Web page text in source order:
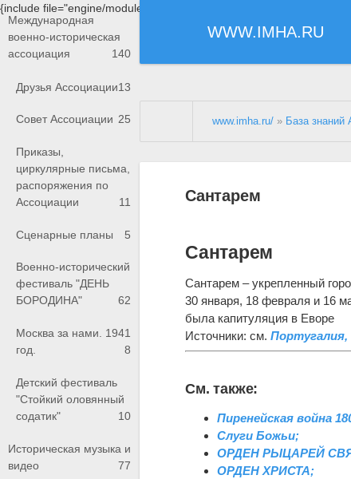
{include file="engine/modules/saperu/head.php"}
WWW.IMHA.RU
Международная
военно-историческая
ассоциация
140
Друзья Ассоциации13
Совет Ассоциации 25
Приказы,
циркулярные письма,
распоряжения по
Ассоциации
11
Сценарные планы 5
Военно-исторический
фестиваль "ДЕНЬ
БОРОДИНА"
62
Москва за нами. 1941
год.
8
Детский фестиваль
"Стойкий оловянный
содатик"
10
Историческая музыка и
видео
77
www.imha.ru/ » База знаний
Сантарем
Сантарем
Сантарем – укрепленный
30 января, 18 февраля и 16
была капитуляция в Еворе
Источники: см.Португалия,
См. также:
Пиренейская война
Слуги Божьи;
ОРДЕН РЫЦАРЕЙ
ОРДЕН ХРИСТА;